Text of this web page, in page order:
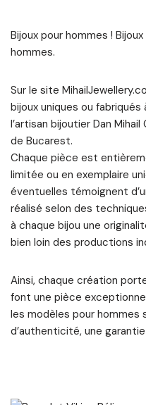
Bijoux pour hommes !
hommes.
Sur le site
bijoux uniques ou
l’artisan bijoutier Dan
de Bucarest.
Chaque pièce est
limitée ou en exemplaire
éventuelles témoignent
réalisé selon des
à chaque bijou une
bien loin des productions
Ainsi, chaque création
font une pièce
les modèles pour
d’authenticité, une